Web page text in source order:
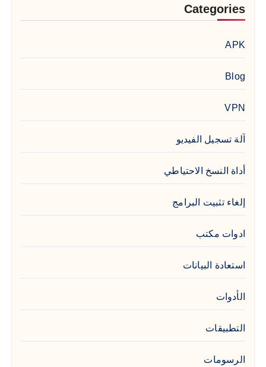
Categories
APK
Blog
VPN
آلة تسجيل الفيديو
أداة النسخ الاحتياطي
إلغاء تثبيت البرامج
ادوات مكتب
استعادة البيانات
الأدوات
التطبيقات
الرسومات